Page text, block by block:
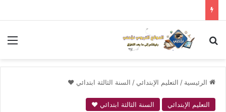
بحث عن
الرئيسية / التعليم الإبتدائي / السنة الثالثة ابتدائي ❤
التعليم الإبتدائي
السنة الثالثة ابتدائي ❤